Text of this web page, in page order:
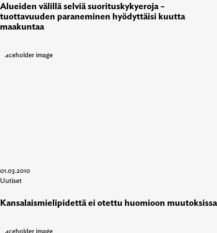
Alueiden välillä selviä suorituskykyeroja –
tuottavuuden paraneminen hyödyttäisi kuutta
maakuntaa
01.03.2010
Uutiset
Kansalaismielipidettä ei otettu huomioon muutoksissa